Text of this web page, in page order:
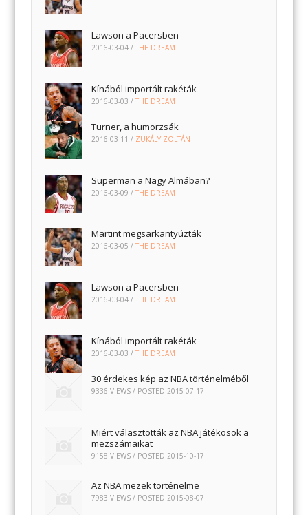
Lawson a Pacersben
2016-03-04 /THE DREAM
Kínából importált rakéták
2016-03-03 /THE DREAM
Turner, a humorzsák
2016-03-11 / ZUKÁLY ZOLTÁN
Superman a Nagy Almában?
2016-03-09 /THE DREAM
Martint megsarkantyúzták
2016-03-05 /THE DREAM
Lawson a Pacersben
2016-03-04 /THE DREAM
Kínából importált rakéták
2016-03-03 /THE DREAM
30 érdekes kép az NBA történelméből
9336 VIEWS / POSTED 2015-07-17
Miért választották az NBA játékosok a
mezszámaikat
9158 VIEWS / POSTED 2015-10-17
Az NBA mezek történelme
7983 VIEWS / POSTED2015-08-07